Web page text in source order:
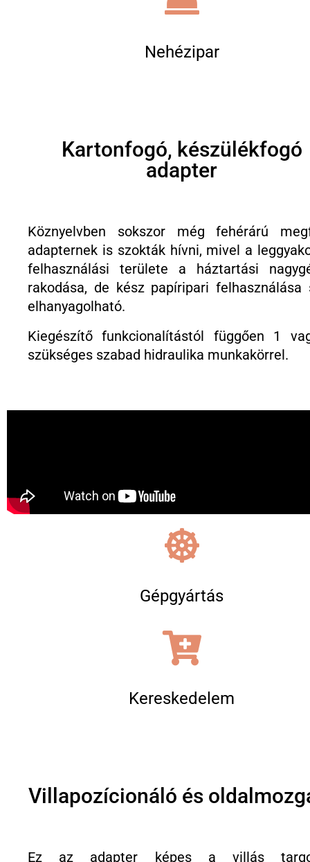
Nehézipar
Kartonfogó, készülékfogó
adapter
Köznyelvben sokszor még fehérárú
adapternek is szokták hívni, mivel a
felhasználási területe
a háztartási
rakodása, de kész papíripari felhasználása
elhanyagolható.
Kiegészítő funkcionalítástól függően 1
szükséges szabad hidraulika munkakörrel.
Gépgyártás
Kereskedelem
Villapozícionáló és
Ez az adapter képes a villás